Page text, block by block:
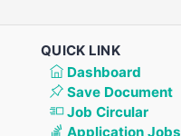
QUICK LINK
Dashboard
Save Document
Job Circular
Application Jobs